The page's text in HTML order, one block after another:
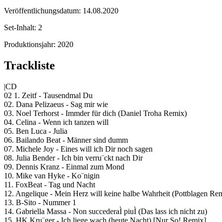
Veröffentlichungsdatum: 14.08.2020
Set-Inhalt: 2
Produktionsjahr: 2020
Trackliste
|CD
02 1. Zeitf - Tausendmal Du
02. Dana Pelizaeus - Sag mir wie
03. Noel Terhorst - Immder für dich (Daniel Troha Remix)
04. Celina - Wenn ich tanzen will
05. Ben Luca - Julia
06. Bailando Beat - Männer sind dumm
07. Michele Joy - Eines will ich Dir noch sagen
08. Julia Bender - Ich bin verru¨ckt nach Dir
09. Dennis Kranz - Einmal zum Mond
10. Mike van Hyke - Ko¨nigin
11. FoxBeat - Tag und Nacht
12. Angelique - Mein Herz will keine halbe Wahrheit (Pottblagen
13. B-Sito - Nummer 1
14. Gabriella Massa - Non succederaÌ piuÌ (Das lass ich nicht zu)